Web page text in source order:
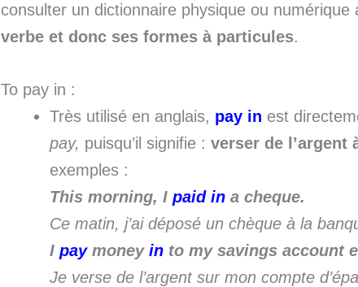
consulter un dictionnaire physique ou numérique
verbe et donc ses formes à particules.
To pay in :
Très utilisé en anglais, pay in est
pay, puisqu’il signifie : verser de l’argent
exemples :
This morning, I paid in a cheque.
Ce matin, j’ai déposé un chèque à la
I paymoney in to my savings account
Je verse de l’argent sur mon compte